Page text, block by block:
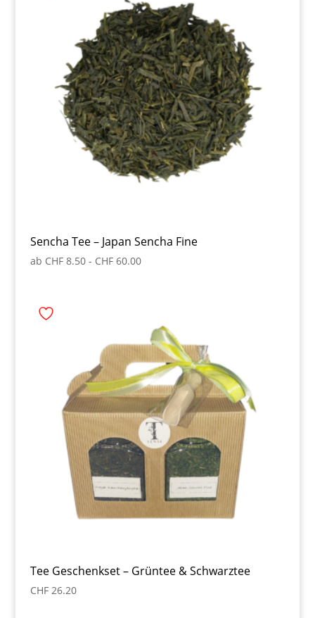
Sencha Tee – Japan Sencha Fine
ab CHF8.50- CHF60.00
Tee Geschenkset – Grüntee & Schwarztee
CHF26.20